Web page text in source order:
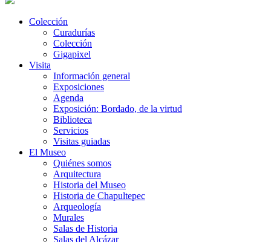
Colección
Curadurías
Colección
Gigapixel
Visita
Información general
Exposiciones
Agenda
Exposición: Bordado, de la virtud
Biblioteca
Servicios
Visitas guiadas
El Museo
Quiénes somos
Arquitectura
Historia del Museo
Historia de Chapultepec
Arqueología
Murales
Salas de Historia
Salas del Alcázar